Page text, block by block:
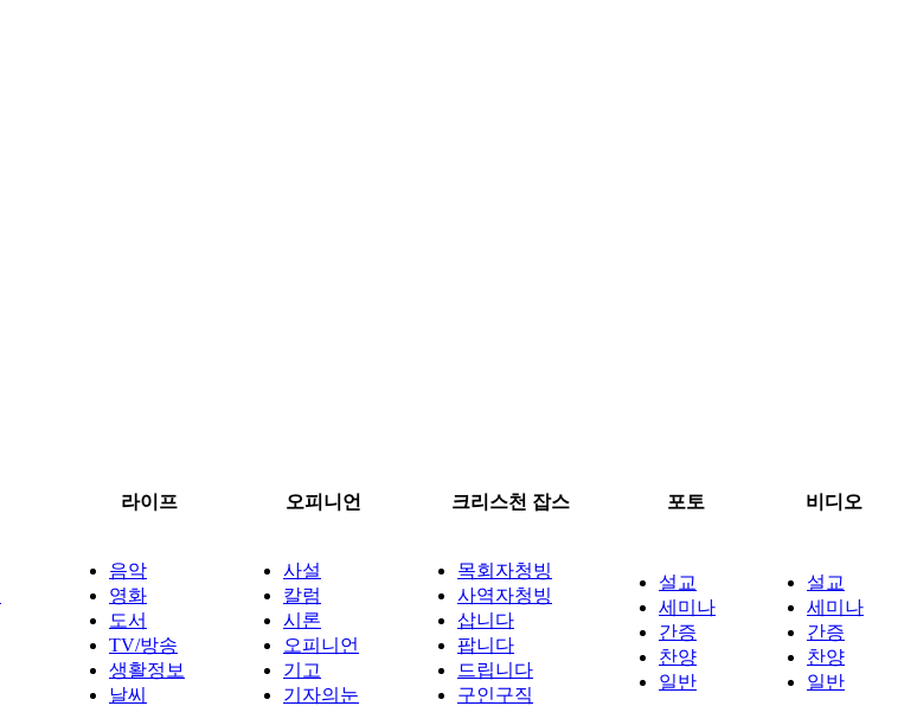
라이프 오피니언 크리스천 잡스 포토 비디오
음악
영화
도서
TV/방송
생활정보
날씨
사설
칼럼
시론
오피니언
기고
기자의눈
목회자청빙
사역자청빙
삽니다
팝니다
드립니다
구인구직
설교
세미나
간증
찬양
일반
설교
세미나
간증
찬양
일반